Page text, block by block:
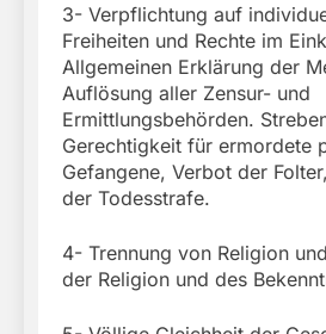
3- Verpflichtung auf
Freiheiten und Rechte im
Allgemeinen Erklärung der
Auflösung aller Zensur- und
Ermittlungsbehörden.
Gerechtigkeit für ermordete
Gefangene, Verbot der
der Todesstrafe.
4- Trennung von Religion
der Religion und des